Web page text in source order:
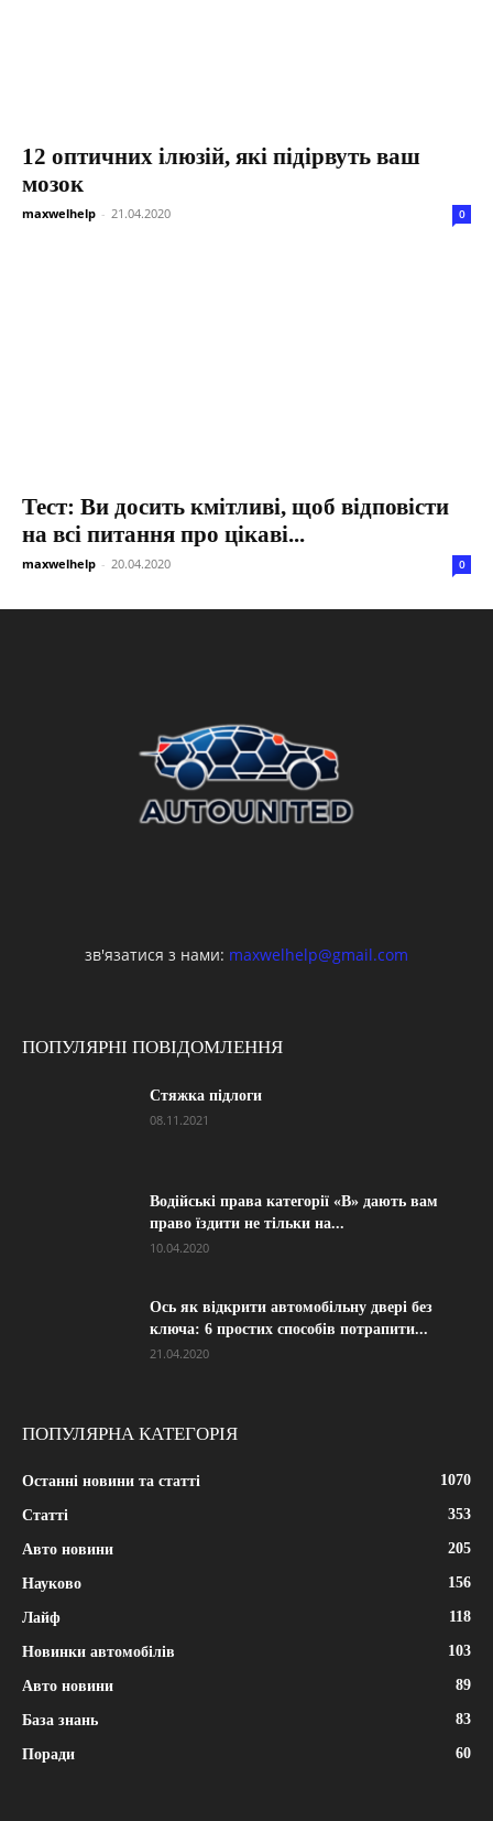
12 оптичних ілюзій, які підірвуть ваш
мозок
maxwelhelp - 21.04.2020 0
Тест: Ви досить кмітливі, щоб відповісти
на всі питання про цікаві...
maxwelhelp - 20.04.2020 0
зв'язатися з нами: maxwelhelp@gmail.com
ПОПУЛЯРНІ ПОВІДОМЛЕННЯ
Стяжка підлоги
08.11.2021
Водійські права категорії «B» дають вам
право їздити не тільки на...
10.04.2020
Ось як відкрити автомобільну двері без
ключа: 6 простих способів потрапити...
21.04.2020
ПОПУЛЯРНА КАТЕГОРІЯ
Останні новини та статті 1070
Статті 353
Авто новини 205
Науково 156
Лайф 118
Новинки автомобілів 103
Авто новини 89
База знань 83
Поради 60